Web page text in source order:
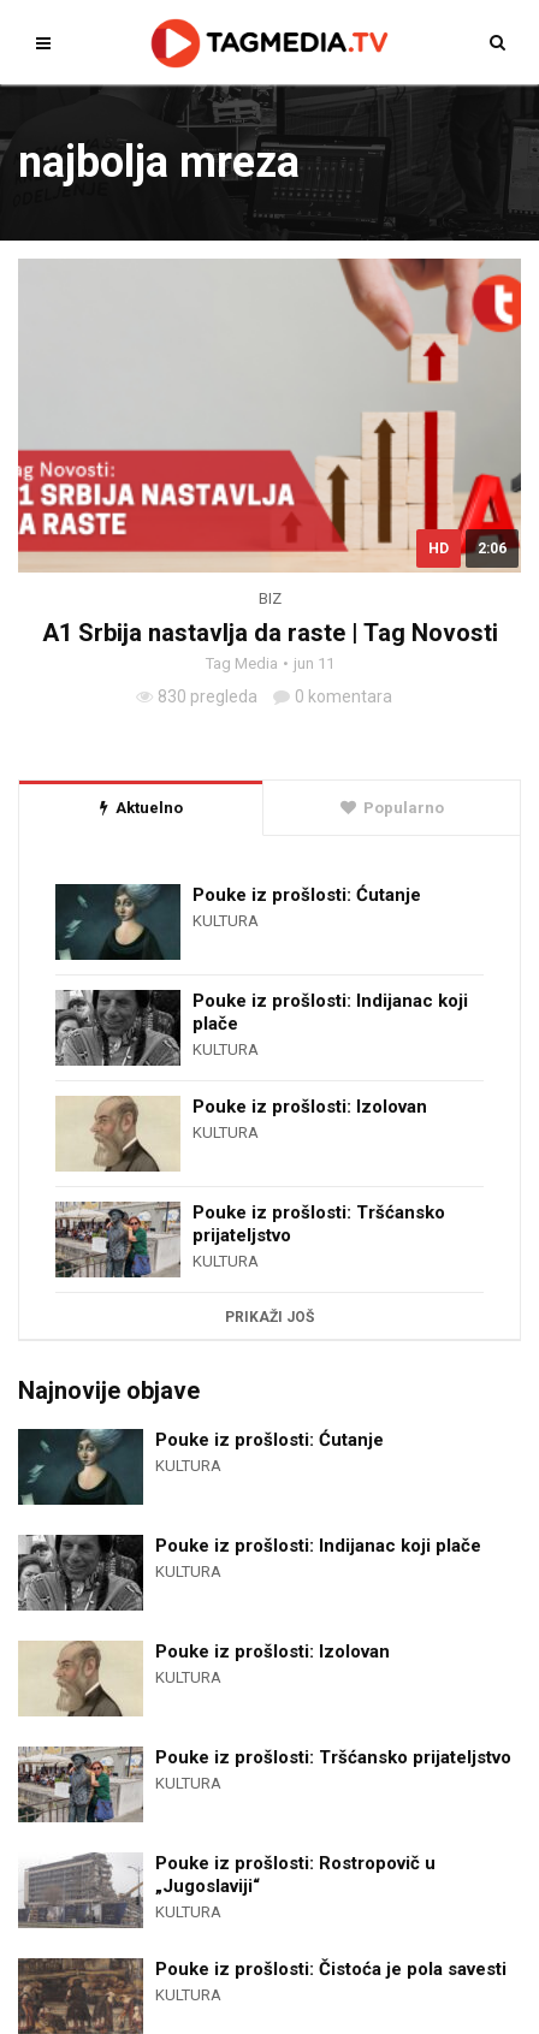
najbolja mreza
HD 2:06
BIZ
A1 Srbija nastavlja da raste | Tag Novosti
Tag Media jun 11
830 pregleda 0 komentara
Aktuelno Popularno
Pouke iz prošlosti: Ćutanje
KULTURA
Pouke iz prošlosti: Indijanac koji
plače
KULTURA
Pouke iz prošlosti: Izolovan
KULTURA
Pouke iz prošlosti: Tršćansko
prijateljstvo
KULTURA
PRIKAŽI JOŠ
Najnovije objave
Pouke iz prošlosti: Ćutanje
KULTURA
Pouke iz prošlosti: Indijanac koji plače
KULTURA
Pouke iz prošlosti: Izolovan
KULTURA
Pouke iz prošlosti: Tršćansko prijateljstvo
KULTURA
Pouke iz prošlosti: Rostropovič u
„Jugoslaviji“
KULTURA
Pouke iz prošlosti: Čistoća je pola savesti
KULTURA